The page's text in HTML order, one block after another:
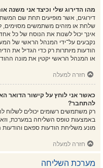
מהו הדירוג שלי וכיצד אני משנה
דירוגים, אשר מופיעים תחת שם
שלחת או מזהים משתמשים מסוימים,
אינך יכול לשנות את הנוסח של כל
נקבעים על־ידי המנהל הראשי של
הודעות מיותרות רק כדי הגדיל את
או המנהל הראשי יקטין את מונה
חזרה למעלה
כאשר אני לוחץ על קישור הדואר
להתחבר?
רק משתמשים רשומים יכולים לשלוח
באמצעות טופס השליחה במערכת,
מונע משליחת הודעות ספאם
חזרה למעלה
מערכת השליחה